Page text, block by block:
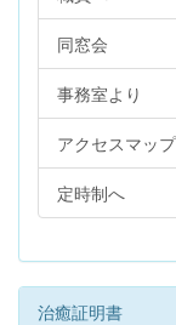
同窓会
事務室より
アクセスマップ
定時制へ
治癒証明書